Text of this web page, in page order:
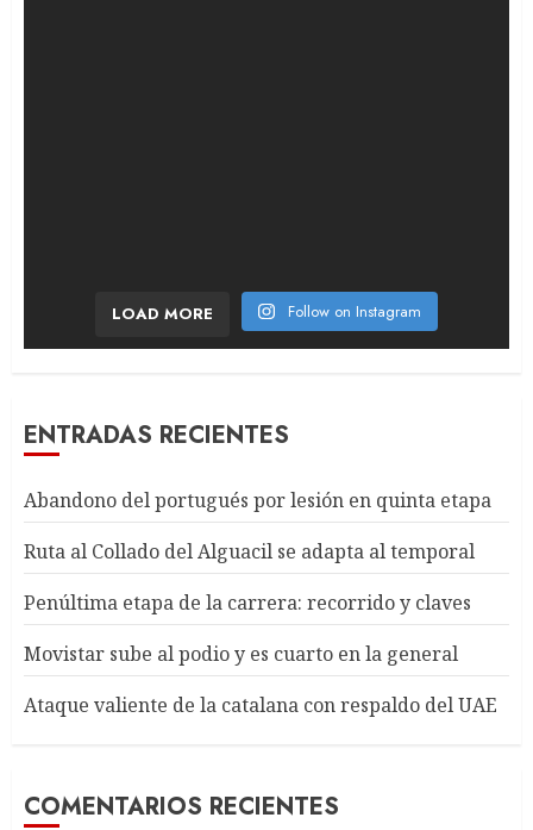
LOAD MORE Follow on Instagram
ENTRADAS RECIENTES
Abandono del portugués por lesión en quinta etapa
Ruta al Collado del Alguacil se adapta al temporal
Penúltima etapa de la carrera: recorrido y claves
Movistar sube al podio y es cuarto en la general
Ataque valiente de la catalana con respaldo del UAE
COMENTARIOS RECIENTES